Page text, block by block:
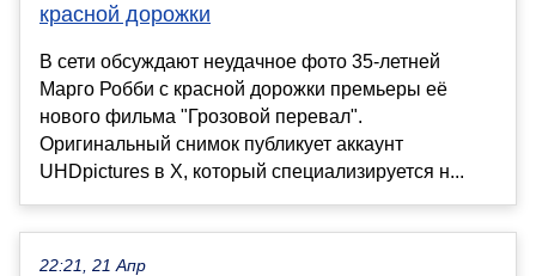
красной дорожки
В сети обсуждают неудачное фото 35-летней
Марго Робби с красной дорожки премьеры её
нового фильма "Грозовой перевал".
Оригинальный снимок публикует аккаунт
UHDpictures в X, который специализируется н...
22:21, 21 Апр